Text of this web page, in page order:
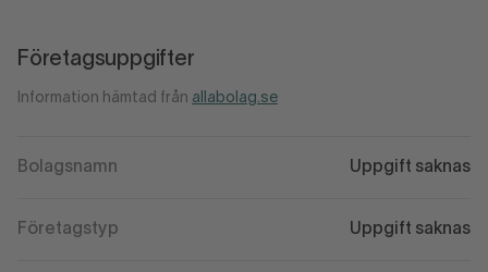
Företagsuppgifter
Information hämtad från allabolag.se
Bolagsnamn Uppgift saknas
Företagstyp Uppgift saknas